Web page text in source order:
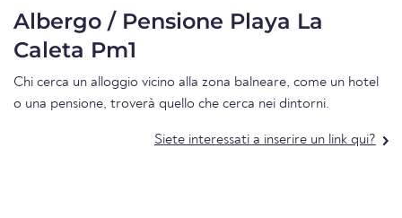
Albergo / Pensione Playa La
Caleta Pm1
Chi cerca un alloggio vicino alla zona balneare, come un hotel
o una pensione, troverà quello che cerca nei dintorni.
Siete interessati a inserire un link qui?